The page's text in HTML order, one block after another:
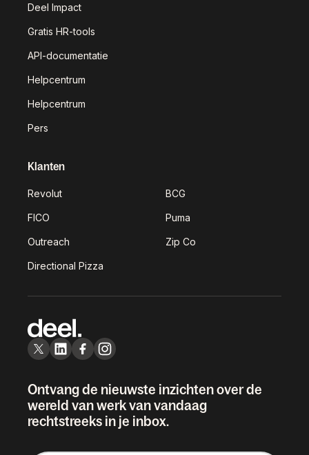
Deel Impact
Gratis HR-tools
API-documentatie
Helpcentrum
Helpcentrum
Pers
Klanten
Revolut BCG
FICO Puma
Outreach Zip Co
Directional Pizza
Ontvang de nieuwste inzichten over de
wereld van werk van vandaag
rechtstreeks in je inbox.